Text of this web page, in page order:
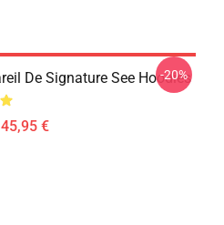
De Signature See Hoodies
€
-20%